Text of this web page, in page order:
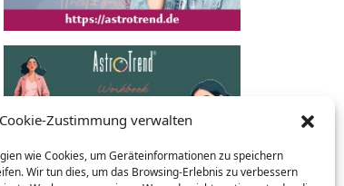
Cookie-Zustimmung verwalten
wie Cookies, um Geräteinformationen zu speichern
Wir tun dies, um das Browsing-Erlebnis zu verbessern